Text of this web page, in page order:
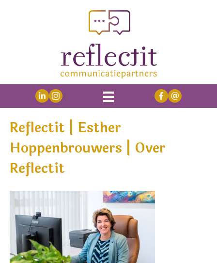
Reflectit | Esther
Hoppenbrouwers | Over
Reflectit